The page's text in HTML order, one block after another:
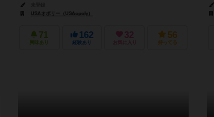
USAオポリー（USAopoly）
71
興味あり
162
経験あり
32
お気に入り
56
持ってる